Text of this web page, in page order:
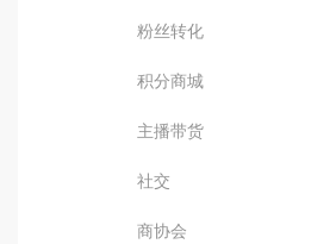
粉丝转化
积分商城
主播带货
社交
商协会